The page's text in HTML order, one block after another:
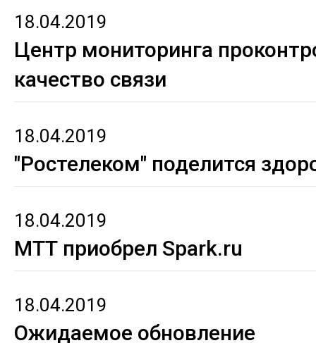
18.04.2019
Центр мониторинга
качество связи
18.04.2019
"Ростелеком" поделится
18.04.2019
МТТ приобрел Spark.ru
18.04.2019
Ожидаемое обновление